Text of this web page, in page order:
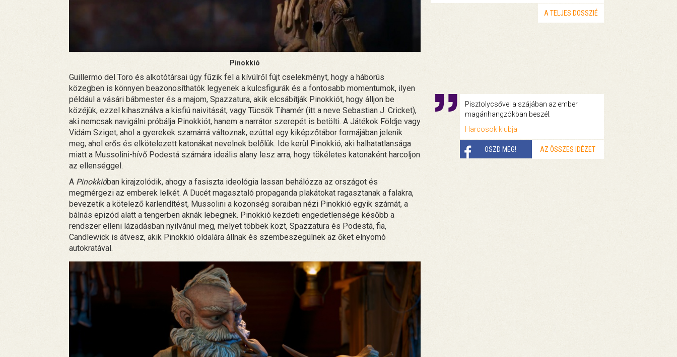
Pinokkió
Guillermo del Toro és alkotótársai úgy fűzik fel a kívülről fújt cselekményt, hogy a háborús
közegben is könnyen beazonosíthatók legyenek a kulcsfigurák és a fontosabb momentumok, ilyen
például a vásári bábmester és a majom, Spazzatura, akik elcsábítják Pinokkiót, hogy álljon be
közéjük, ezzel kihasználva a kisfiú naivitását, vagy Tücsök Tihamér (itt a neve Sebastian J. Cricket),
aki nemcsak navigálni próbálja Pinokkiót, hanem a narrátor szerepét is betölti. A Játékok Földje vagy
Vidám Sziget, ahol a gyerekek szamárrá változnak, ezúttal egy kiképzőtábor formájában jelenik
meg, ahol erős és elkötelezett katonákat nevelnek belőlük. Ide kerül Pinokkió, aki halhatatlansága
miatt a Mussolini-hívő Podestá számára ideális alany lesz arra, hogy tökéletes katonaként harcoljon
az ellenséggel.
A Pinokkióban kirajzolódik, ahogy a fasiszta ideológia lassan behálózza az országot és
megmérgezi az emberek lelkét. A Ducét magasztaló propaganda plakátokat ragasztanak a falakra,
bevezetik a kötelező karlendítést, Mussolini a közönség soraiban nézi Pinokkió egyik számát, a
bálnás epizód alatt a tengerben aknák lebegnek. Pinokkió kezdeti engedetlensége később a
rendszer elleni lázadásban nyilvánul meg, melyet többek közt, Spazzatura és Podestá, fia,
Candlewick is átvesz, akik Pinokkió oldalára állnak és szembeszegülnek az őket elnyomó
autokratával.
A TELJES DOSSZIÉ
Pisztolycsővel a szájában az ember
magánhangzókban beszél.
Harcosok klubja
OSZD MEG! AZ ÖSSZES IDÉZET